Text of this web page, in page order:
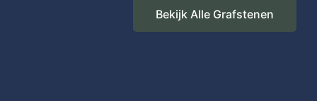
Bekijk Alle Grafstenen